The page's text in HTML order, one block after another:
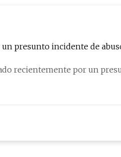
un presunto incidente de
recientemente por un